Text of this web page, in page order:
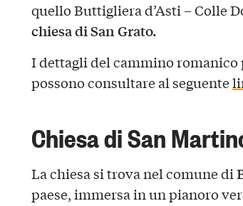
quello Buttigliera d’Asti – Colle
chiesa di San Grato.
I dettagli del cammino
possono consultare al seguente
Chiesa di San
La chiesa si trova nel comune di
paese, immersa in un pianoro